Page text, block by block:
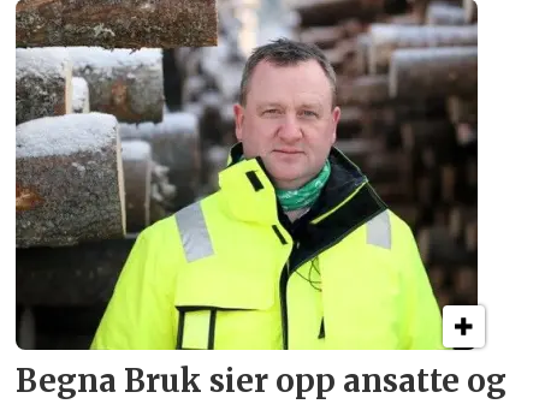
Begna Bruk sier opp ansatte og